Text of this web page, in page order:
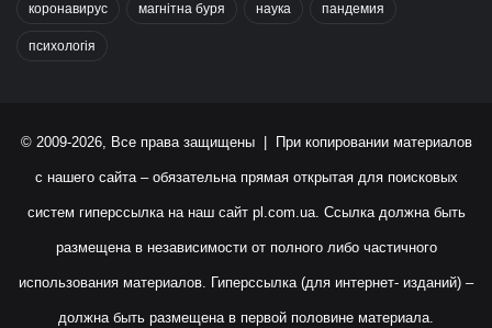
коронавирус магнітна буря наука пандемия
психологія
© 2009-2026, Все права защищены | При копировании материалов
с нашего сайта – обязательна прямая открытая для поисковых
систем гиперссылка на наш сайт pl.com.ua. Ссылка должна быть
размещена в независимости от полного либо частичного
использования материалов. Гиперссылка (для интернет- изданий) –
должна быть размещена в первой половине материала.